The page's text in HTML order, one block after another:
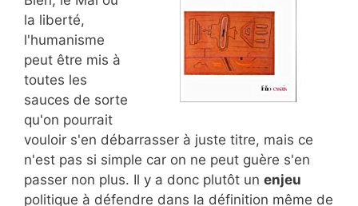
la liberté,
l'humanisme
peut être mis à
toutes les
sauces de sorte
qu'on pourrait
vouloir s'en débarrasser à juste titre, mais ce
n'est pas si simple car on ne peut guère s'en
passer non plus. Il y a donc plutôt un enjeu
politique à défendre dans la définition même de